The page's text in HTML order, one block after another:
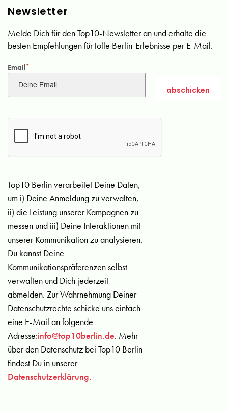
Newsletter
Melde Dich für den Top10-Newsletter an und erhalte die
besten Empfehlungen für tolle Berlin-Erlebnisse per E-Mail.
Email*
Top10 Berlin verarbeitet Deine Daten,
um i) Deine Anmeldung zu verwalten,
ii) die Leistung unserer Kampagnen zu
messen und iii) Deine Interaktionen mit
unserer Kommunikation zu analysieren.
Du kannst Deine
Kommunikationspräferenzen selbst
verwalten und Dich jederzeit
abmelden. Zur Wahrnehmung Deiner
Datenschutzrechte schicke uns einfach
eine E-Mail an folgende
Adresse:info@top10berlin.de. Mehr
über den Datenschutz bei Top10 Berlin
findest Du in unserer
Datenschutzerklärung.